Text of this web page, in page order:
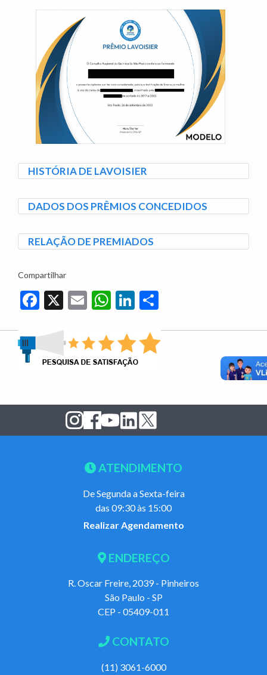
HISTÓRIA DE LAVOISIER
DADOS DOS PRÊMIOS CONCEDIDOS
RELAÇÃO DE PREMIADOS
Compartilhar
Facebook
X EmailWhatsApp
LinkedIn
ATENDIMENTO
De Segunda a Sexta-feira
das 09:30 às 15:00
Realizar Agendamento
ENDEREÇO
R. Oscar Freire, 2039 - Pinheiros
São Paulo - SP
CEP - 05409-011
CONTATO
(11) 3061-6000